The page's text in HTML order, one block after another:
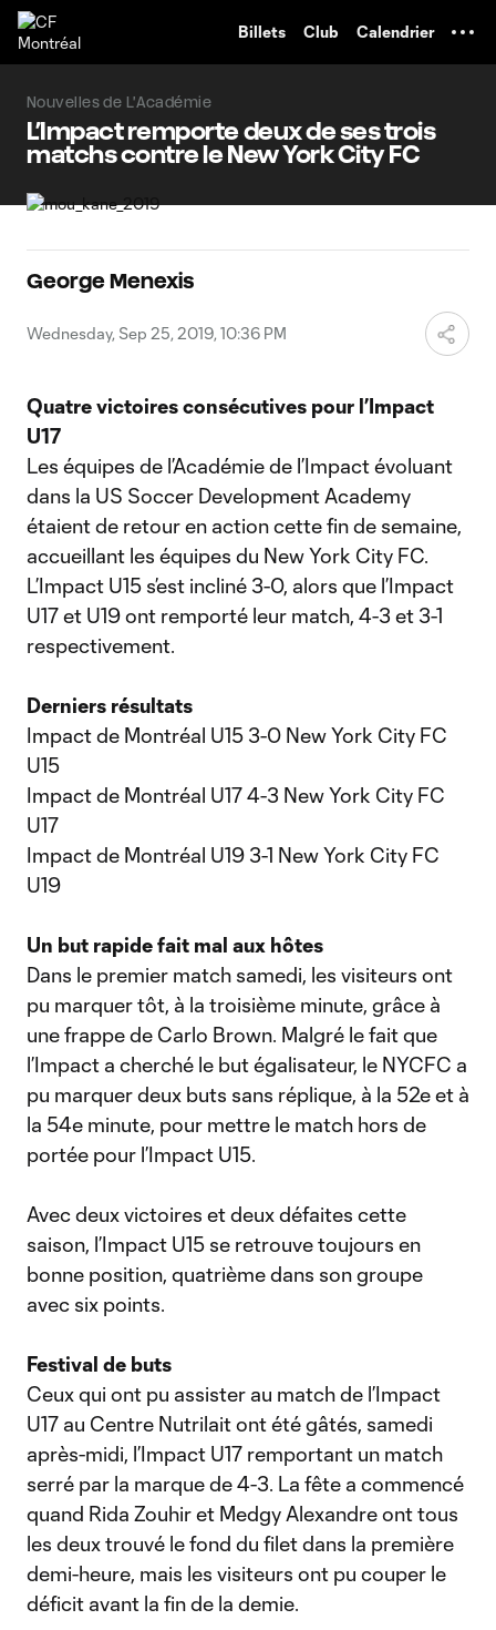
Billets Club Calendrier
Nouvelles de L'Académie
L’Impact remporte deux de ses trois
matchs contre le New York City FC
George Menexis
Wednesday, Sep 25, 2019, 10:36 PM
Quatre victoires consécutives pour l’Impact
U17
Les équipes de l’Académie de l’Impact évoluant
dans la US Soccer Development Academy
étaient de retour en action cette fin de semaine,
accueillant les équipes du New York City FC.
L’Impact U15 s’est incliné 3-0, alors que l’Impact
U17 et U19 ont remporté leur match, 4-3 et 3-1
respectivement.
Derniers résultats
Impact de Montréal U15 3-0 New York City FC
U15
Impact de Montréal U17 4-3 New York City FC
U17
Impact de Montréal U19 3-1 New York City FC
U19
Un but rapide fait mal aux hôtes
Dans le premier match samedi, les visiteurs ont
pu marquer tôt, à la troisième minute, grâce à
une frappe de Carlo Brown. Malgré le fait que
l’Impact a cherché le but égalisateur, le NYCFC a
pu marquer deux buts sans réplique, à la 52e et à
la 54e minute, pour mettre le match hors de
portée pour l’Impact U15.
Avec deux victoires et deux défaites cette
saison, l’Impact U15 se retrouve toujours en
bonne position, quatrième dans son groupe
avec six points.
Festival de buts
Ceux qui ont pu assister au match de l’Impact
U17 au Centre Nutrilait ont été gâtés, samedi
après-midi, l’Impact U17 remportant un match
serré par la marque de 4-3. La fête a commencé
quand Rida Zouhir et Medgy Alexandre ont tous
les deux trouvé le fond du filet dans la première
demi-heure, mais les visiteurs ont pu couper le
déficit avant la fin de la demie.